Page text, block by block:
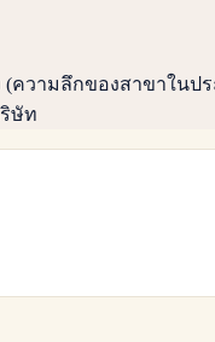
ามลึกของสาขาในปร
ษัท